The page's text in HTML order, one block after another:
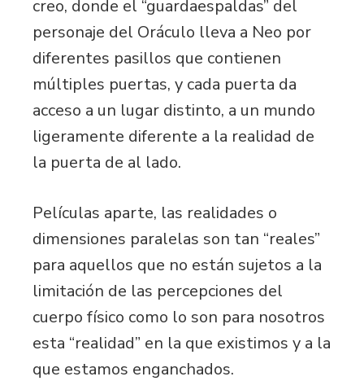
creo, donde el “guardaespaldas” del
personaje del Oráculo lleva a Neo por
diferentes pasillos que contienen
múltiples puertas, y cada puerta da
acceso a un lugar distinto, a un mundo
ligeramente diferente a la realidad de
la puerta de al lado.
Películas aparte, las realidades o
dimensiones paralelas son tan “reales”
para aquellos que no están sujetos a la
limitación de las percepciones del
cuerpo físico como lo son para nosotros
esta “realidad” en la que existimos y a la
que estamos enganchados.